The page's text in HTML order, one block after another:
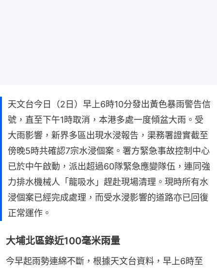
天文台今日（2日）早上6時10分發出黃色暴雨警告信
號，直至下午1時取消，本港多處一度傾盆大雨。受
大雨影響，新界多區出現水浸報告，渠務署證實截至
傍晚5時共確認7宗水浸個案。署方緊急事故控制中心
已於中午啟動，派出超過60隊緊急應變隊伍，連同強
力排水機械人「龍吸水」趕赴現場清理。現時所有水
浸個案已經完成處理，而受水浸影響的道路亦已回復
正常運作。
大埔北區錄近100毫米雨量
今早起雨勢連綿不斷，根據天文台資料，早上6時至